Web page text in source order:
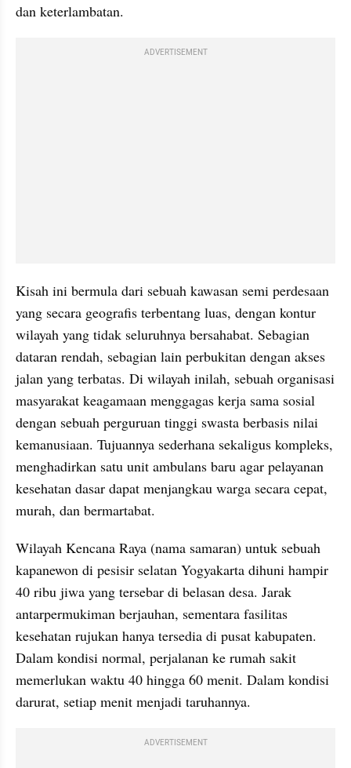
dan keterlambatan.
ADVERTISEMENT
Kisah ini bermula dari sebuah kawasan semi perdesaan
yang secara geografis terbentang luas, dengan kontur
wilayah yang tidak seluruhnya bersahabat. Sebagian
dataran rendah, sebagian lain perbukitan dengan akses
jalan yang terbatas. Di wilayah inilah, sebuah organisasi
masyarakat keagamaan menggagas kerja sama sosial
dengan sebuah perguruan tinggi swasta berbasis nilai
kemanusiaan. Tujuannya sederhana sekaligus kompleks,
menghadirkan satu unit ambulans baru agar pelayanan
kesehatan dasar dapat menjangkau warga secara cepat,
murah, dan bermartabat.
Wilayah Kencana Raya (nama samaran) untuk sebuah
kapanewon di pesisir selatan Yogyakarta dihuni hampir
40 ribu jiwa yang tersebar di belasan desa. Jarak
antarpermukiman berjauhan, sementara fasilitas
kesehatan rujukan hanya tersedia di pusat kabupaten.
Dalam kondisi normal, perjalanan ke rumah sakit
memerlukan waktu 40 hingga 60 menit. Dalam kondisi
darurat, setiap menit menjadi taruhannya.
ADVERTISEMENT